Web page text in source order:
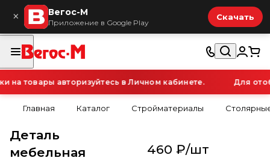
× Вегос-М
Приложение в Google Play
Скачать
товары авторизуйтесь в Личном кабинете. Для
Главная Каталог Стройматериалы
Деталь
мебельная
460 ₽/шт